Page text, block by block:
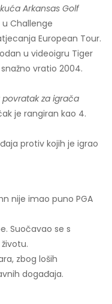
Arkansas Golf
Challenge
European Tour.
u videoigru Tiger
vratio 2004.
povratak za igrača
je rangiran kao 4.
protiv kojih je igrao
nije imao puno PGA
Suočavao se s
zbog loših
događaja.